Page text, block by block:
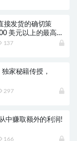
接发货的确切策
美元以上的最高级
137
家秘籍传授，
297
中赚取额外的利润!
166